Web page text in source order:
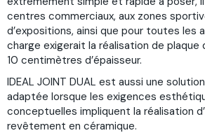
centres commerciaux, aux zones
d’expositions, ainsi que pour toutes les
charge exigerait la réalisation de plaque
10 centimètres d’épaisseur.
IDEAL JOINT DUAL est aussi une
adaptée lorsque les exigences
conceptuelles impliquent la réalisation
revêtement en céramique.